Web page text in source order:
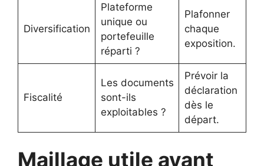
Diversification
Plateforme
unique ou
portefeuille
réparti ?
Plafonner
chaque
exposition.
Fiscalité
Les documents
sont-ils
exploitables ?
Prévoir la
déclaration
dès le
départ.
Maillage utile avant